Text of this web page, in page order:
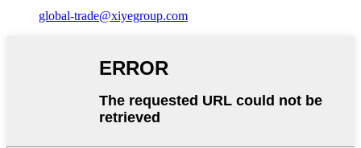
global-trade@xiyegroup.com